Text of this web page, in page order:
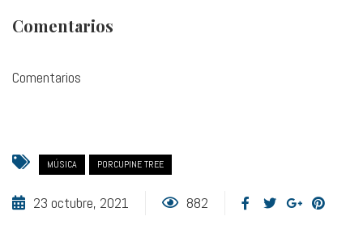
Comentarios
Comentarios
MÚSICA PORCUPINE TREE
23 octubre, 2021 882